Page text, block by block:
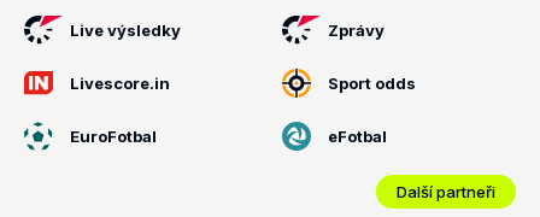
Live výsledky Zprávy
Livescore.in Sport odds
EuroFotbal eFotbal
Další partneři